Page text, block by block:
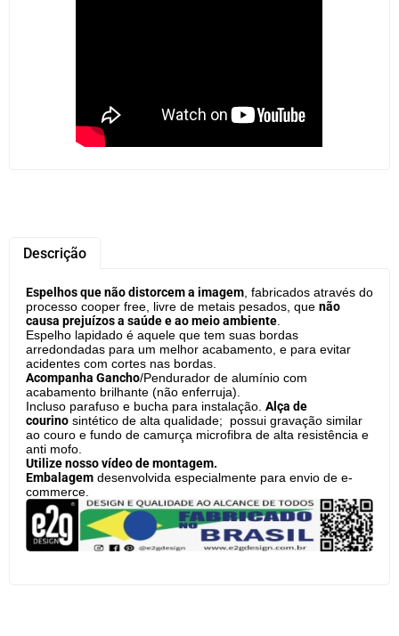
Descrição
Espelhos que não distorcem a imagem , fabricados através do
processo cooper free, livre de metais pesados, que não
causa prejuízos a saúde e ao meio ambiente
Espelho lapidado é aquele que tem suas bordas
arredondadas para um melhor acabamento, e para evitar
acidentes com cortes nas bordas.
Acompanha Gancho/Pendurador de alumínio com
acabamento brilhante (não enferruja).
Incluso parafuso e bucha para instalação. Alça de
courino sintético de alta qualidade; possui gravação similar
ao couro e fundo de camurça microfibra de alta resistência e
anti mofo.
Utilize nosso vídeo de montagem.
Embalagem desenvolvida especialmente para envio de e-
commerce.